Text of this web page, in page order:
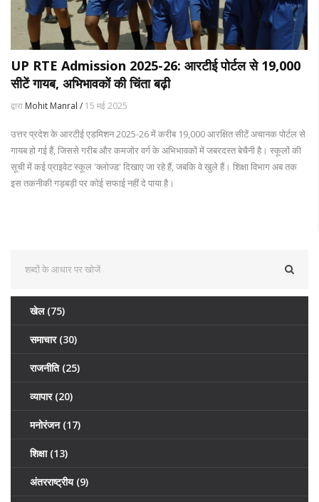
UP RTE Admission 2025-26: आरटीई पोर्टल से 19,000
सीटें गायब, अभिभावकों की चिंता बढ़ी
द्वारा Mohit Manral / 15 मई 2025
उत्तर प्रदेश के आरटीई एडमिशन 2025-26 में करीब 19,000 आरक्षित सीटें अचानक पोर्टल से
गायब हो गई हैं, जिससे गरीब और कमजोर वर्ग के अभिभावकों में जबरदस्त बेचैनी है। स्कूलों की
सूची में कई प्राइवेट स्कूल 'क्लोज्ड' दिखाए जा रहे हैं, जबकि वे खुले हैं। शिक्षा विभाग अब तक
इस तकनीकी गड़बड़ी पर कोई सफाई नहीं दे पाया है।
खेल (75)
समाचार (30)
राजनीति (25)
व्यापार (20)
मनोरंजन (17)
शिक्षा (13)
अंतरराष्ट्रीय (9)